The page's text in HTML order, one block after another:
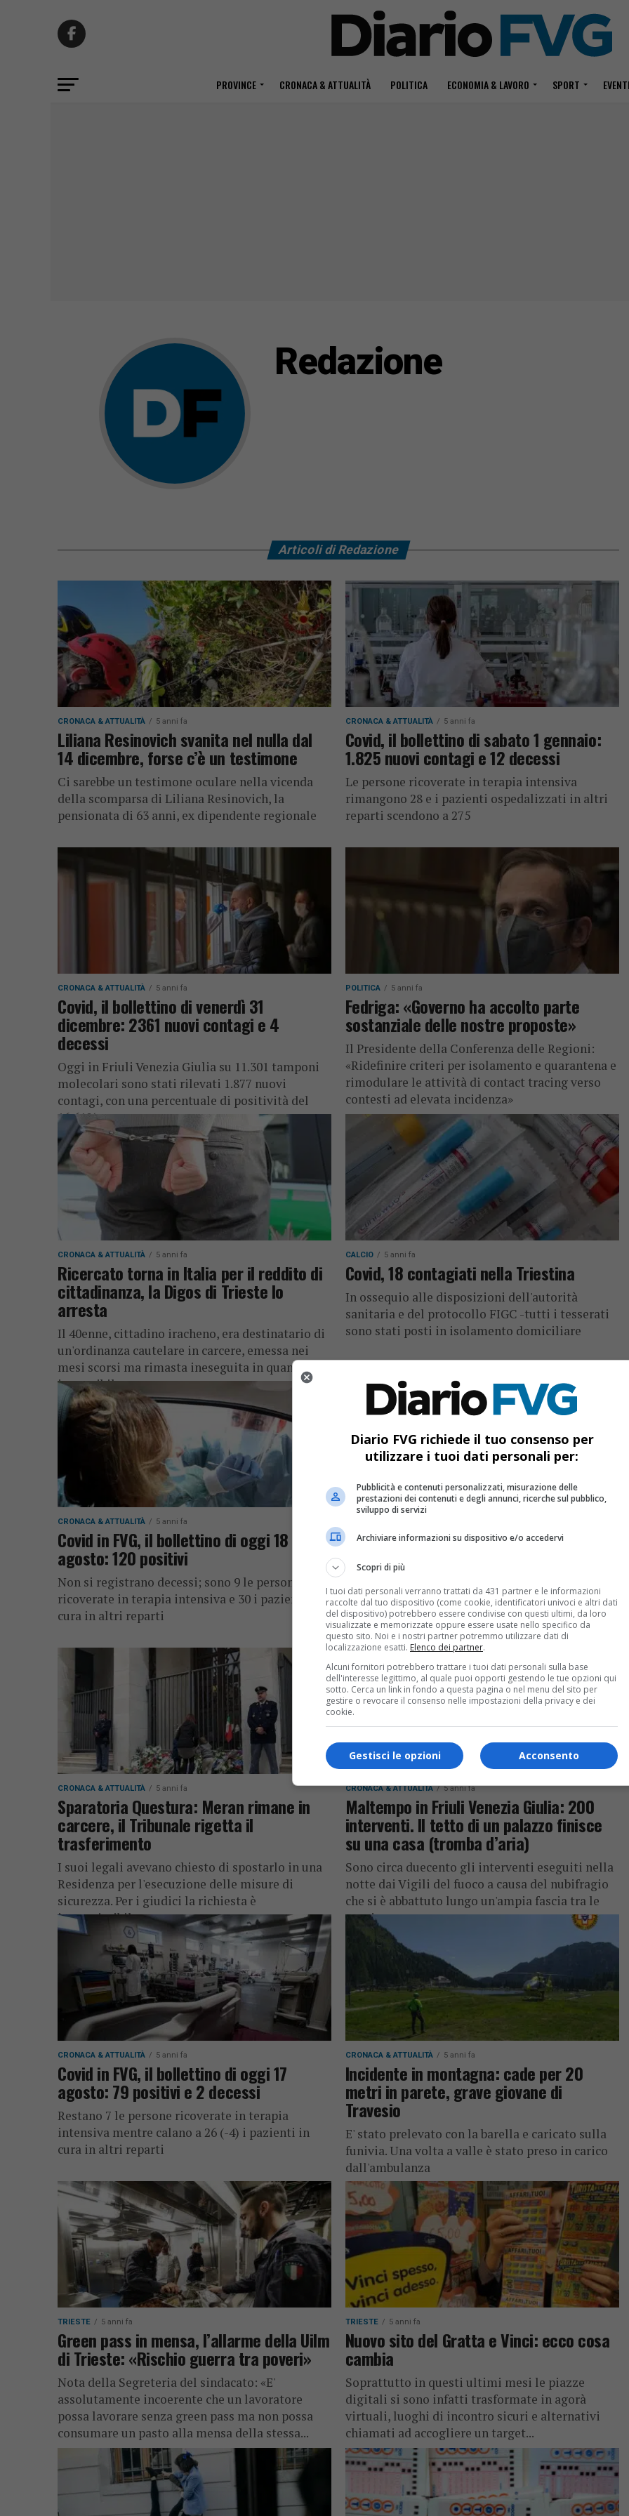
PROVINCE CRONACA & ATTUALITÀ POLITICA ECONOMIA & LAVORO SPORT
Redazione
Articoli di Redazione
CRONACA & ATTUALITÀ 5 anni fa
Liliana Resinovich svanita nel nulla dal
14 dicembre, forse c’è un testimone
Ci sarebbe un testimone oculare nella vicenda
della scomparsa di Liliana Resinovich, la
pensionata di 63 anni, ex dipendente regionale
CRONACA & ATTUALITÀ 5 anni fa
Covid, il bollettino di sabato 1 gennaio:
1.825 nuovi contagi e 12 decessi
Le persone ricoverate in terapia intensiva
rimangono 28 e i pazienti ospedalizzati in altri
reparti scendono a 275
CRONACA & ATTUALITÀ 5 anni fa
Covid, il bollettino di venerdì 31
dicembre: 2361 nuovi contagi e 4
decessi
Oggi in Friuli Venezia Giulia su 11.301 tamponi
molecolari sono stati rilevati 1.877 nuovi
contagi, con una percentuale di positività del
16,61%
POLITICA 5 anni fa
Fedriga: «Governo ha accolto parte
sostanziale delle nostre proposte»
Il Presidente della Conferenza delle Regioni:
«Ridefinire criteri per isolamento e quarantena e
rimodulare le attività di contact tracing verso
contesti ad elevata incidenza»
CRONACA & ATTUALITÀ 5 anni fa
Ricercato torna in Italia per il reddito di
cittadinanza, la Digos di Trieste lo
arresta
Il 40enne, cittadino iracheno, era destinatario di
un'ordinanza cautelare in carcere, emessa nei
mesi scorsi ma rimasta ineseguita in quanto
irreperibile
CALCIO 5 anni fa
Covid, 18 contagiati nella Triestina
In ossequio alle disposizioni dell'autorità
sanitaria e del protocollo FIGC -tutti i tesserati
sono stati posti in isolamento domiciliare
CRONACA & ATTUALITÀ 5 anni fa
Covid in FVG, il bollettino di oggi 18
agosto: 120 positivi
Non si registrano decessi; sono 9 le persone
ricoverate in terapia intensiva e 30 i pazienti in
cura in altri reparti
Maltempo: Vigili del fuoco ancora al
lavoro nel Pordenonese
termine in poco più di 36 ore dalle 12 squadre
impegnate nelle operazioni
CRONACA & ATTUALITÀ 5 anni fa
Sparatoria Questura: Meran rimane in
carcere, il Tribunale rigetta il
trasferimento
I suoi legali avevano chiesto di spostarlo in una
Residenza per l'esecuzione delle misure di
sicurezza. Per i giudici la richiesta è
inammissibile
CRONACA & ATTUALITÀ 5 anni fa
Maltempo in Friuli Venezia Giulia: 200
interventi. Il tetto di un palazzo finisce
su una casa (tromba d’aria)
Sono circa duecento gli interventi eseguiti nella
notte dai Vigili del fuoco a causa del nubifragio
che si è abbattuto lungo un'ampia fascia tra le
province...
CRONACA & ATTUALITÀ 5 anni fa
Covid in FVG, il bollettino di oggi 17
agosto: 79 positivi e 2 decessi
Restano 7 le persone ricoverate in terapia
intensiva mentre calano a 26 (-4) i pazienti in
cura in altri reparti
CRONACA & ATTUALITÀ 5 anni fa
Incidente in montagna: cade per 20
metri in parete, grave giovane di
Travesio
E' stato prelevato con la barella e caricato sulla
funivia. Una volta a valle è stato preso in carico
dall'ambulanza
TRIESTE 5 anni fa
Green pass in mensa, l’allarme della Uilm
di Trieste: «Rischio guerra tra poveri»
Nota della Segreteria del sindacato: «E'
assolutamente incoerente che un lavoratore
possa lavorare senza green pass ma non possa
consumare un pasto alla mensa della stessa...
TRIESTE 5 anni fa
Nuovo sito del Gratta e Vinci: ecco cosa
cambia
Soprattutto in questi ultimi mesi le piazze
digitali si sono infatti trasformate in agorà
virtuali, luoghi di incontro sicuri e alternativi
chiamati ad accogliere un target...
Diario FVG richiede il tuo consenso per
utilizzare i tuoi dati personali per:
Pubblicità e contenuti personalizzati, misurazione delle
prestazioni dei contenuti e degli annunci, ricerche sul pubblico,
sviluppo di servizi
Archiviare informazioni su dispositivo e/o accedervi
Scopri di più
I tuoi dati personali verranno trattati da 431 partner e le informazioni
raccolte dal tuo dispositivo (come cookie, identificatori univoci e altri dati
del dispositivo) potrebbero essere condivise con questi ultimi, da loro
visualizzate e memorizzate oppure essere usate nello specifico da
questo sito. Noi e i nostri partner potremmo utilizzare dati di
localizzazione esatti. Elenco dei partner.
Alcuni fornitori potrebbero trattare i tuoi dati personali sulla base
dell'interesse legittimo, al quale puoi opporti gestendo le tue opzioni qui
sotto. Cerca un link in fondo a questa pagina o nel menu del sito per
gestire o revocare il consenso nelle impostazioni della privacy e dei
cookie.
Acconsento
Gestisci le opzioni